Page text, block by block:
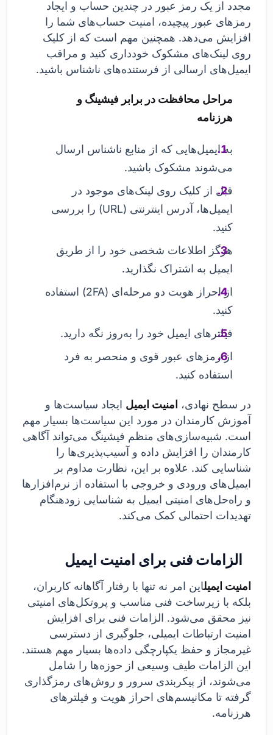
مجدد از یک رمز عبور در چندین حساب و ایجاد
رمزهای عبور پیچیده، امنیت حساب‌های شما را
افزایش می‌دهد. همچنین مهم است که از کلیک
روی لینک‌های مشکوک خودداری کنید و مراقب
ایمیل‌های ارسالی از فرستنده‌های ناشناس باشید.
مراحل محافظت در برابر فیشینگ و
هرزنامه
به ایمیل‌هایی که از منابع ناشناس ارسال
می‌شوند مشکوک باشید.
قبل از کلیک روی لینک‌های موجود در
ایمیل‌ها، آدرس اینترنتی (URL) را بررسی
کنید.
هرگز اطلاعات شخصی خود را از طریق
ایمیل به اشتراک نگذارید.
از احراز هویت دو مرحله‌ای (2FA) استفاده
کنید.
فیلترهای ایمیل خود را به‌روز نگه دارید.
از رمزهای عبور قوی و منحصر به فرد
استفاده کنید.
در سطح نهادی، امنیت ایمیل ایجاد سیاست‌ها و
آموزش کارمندان در مورد این سیاست‌ها بسیار مهم
است. شبیه‌سازی‌های منظم فیشینگ می‌تواند آگاهی
کارمندان را افزایش داده و آسیب‌پذیری‌ها را
شناسایی کند. علاوه بر این، نظارت مداوم بر
ایمیل‌های ورودی و خروجی با استفاده از نرم‌افزارها
و راه‌حل‌های امنیتی ایمیل به شناسایی زودهنگام
تهدیدات احتمالی کمک می‌کند.
الزامات فنی برای امنیت ایمیل
امنیت ایمیلاین امر نه تنها با رفتار آگاهانه کاربران،
بلکه با زیرساخت فنی مناسب و پروتکل‌های امنیتی
نیز محقق می‌شود. الزامات فنی برای افزایش
امنیت ارتباطات ایمیلی، جلوگیری از دسترسی
غیرمجاز و حفظ یکپارچگی داده‌ها بسیار مهم هستند.
این الزامات طیف وسیعی از حوزه‌ها را شامل
می‌شوند، از پیکربندی سرور و روش‌های رمزگذاری
گرفته تا مکانیسم‌های احراز هویت و فیلترهای
هرزنامه.